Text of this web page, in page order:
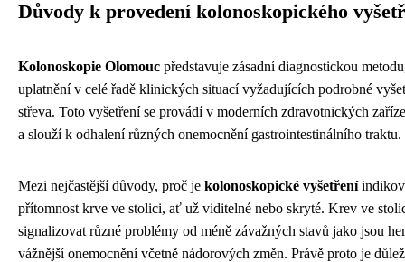
Důvody k provedení kolonoskopického
Kolonoskopie Olomouc představuje zásadní diagnostickou
uplatnění v celé řadě klinických situací vyžadujících podrobné
střeva. Toto vyšetření se provádí v moderních zdravotnických
a slouží k odhalení různých onemocnění gastrointestinálního traktu.
Mezi nejčastější důvody, proč je kolonoskopické vyšetření
přítomnost krve ve stolici, ať už viditelné nebo skryté. Krev ve
signalizovat různé problémy od méně závažných stavů jako jsou
vážnější onemocnění včetně nádorových změn. Právě proto je